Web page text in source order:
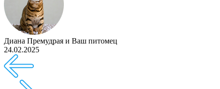
Диана Премудрая и Ваш питомец
24.02.2025